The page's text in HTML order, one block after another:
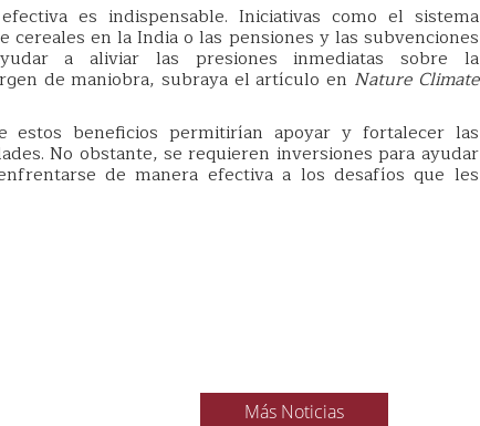
es indispensable. Iniciativas como el sistema
en la India o las pensiones y las subvenciones
a aliviar las presiones inmediatas sobre la
de maniobra, subraya el artículo en Nature Climate
estos beneficios permitirían apoyar y fortalecer las
No obstante, se requieren inversiones para ayudar
de manera efectiva a los desafíos que les
Más Noticias